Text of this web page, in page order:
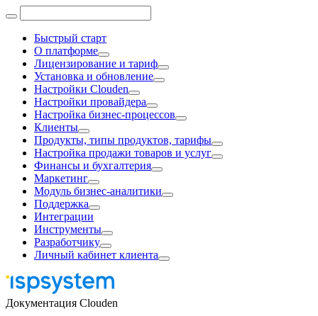
Быстрый старт
О платформе
Лицензирование и тариф
Установка и обновление
Настройки Clouden
Настройки провайдера
Настройка бизнес-процессов
Клиенты
Продукты, типы продуктов, тарифы
Настройка продажи товаров и услуг
Финансы и бухгалтерия
Маркетинг
Модуль бизнес-аналитики
Поддержка
Интеграции
Инструменты
Разработчику
Личный кабинет клиента
Документация Clouden